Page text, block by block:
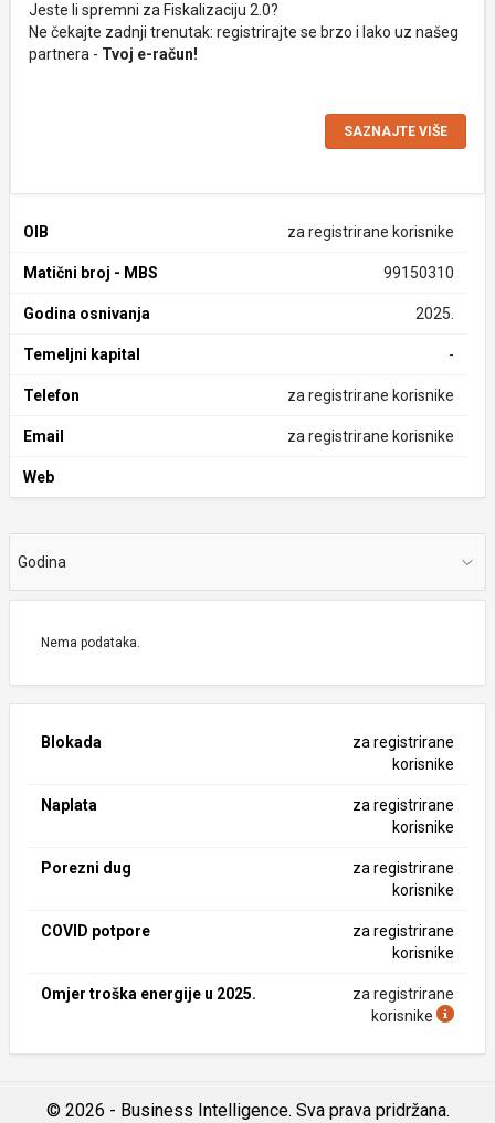
Jeste li spremni za Fiskalizaciju 2.0?
Ne čekajte zadnji trenutak: registrirajte se brzo i lako uz našeg
partnera - Tvoj e-račun!
SAZNAJTE VIŠE
OIB za registrirane korisnike
Matični broj - MBS 99150310
Godina osnivanja 2025.
Temeljni kapital -
Telefon za registrirane korisnike
Email za registrirane korisnike
Web
Godina
Nema podataka.
Blokada
za registrirane
korisnike
Naplata
za registrirane
korisnike
Porezni dug
za registrirane
korisnike
COVID potpore
za registrirane
korisnike
Omjer troška energije u 2025.
za registrirane
korisnike
© 2026 - Business Intelligence. Sva prava pridržana.